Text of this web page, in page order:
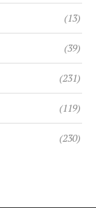
(13)
(39)
(231)
(119)
(230)